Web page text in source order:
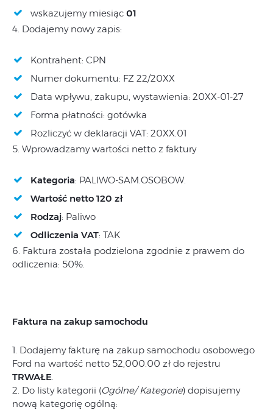
wskazujemy miesiąc 01
4. Dodajemy nowy zapis:
Kontrahent: CPN
Numer dokumentu: FZ 22/20XX
Data wpływu, zakupu, wystawienia: 20XX-01-27
Forma płatności: gotówka
Rozliczyć w deklaracji VAT: 20XX.01
5. Wprowadzamy wartości netto z faktury
Kategoria: PALIWO-SAM.OSOBOW.
Wartość netto 120 zł
Rodzaj: Paliwo
Odliczenia VAT: TAK
6. Faktura została podzielona zgodnie z prawem do
odliczenia: 50%.
Faktura na zakup samochodu
1. Dodajemy fakturę na zakup samochodu osobowego
Ford na wartość netto 52,000.00 zł do rejestru
TRWAŁE.
2. Do listy kategorii (Ogólne/ Kategorie) dopisujemy
nową kategorię ogólną: